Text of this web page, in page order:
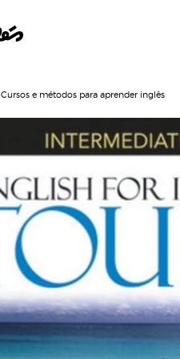
Cursos e métodos para aprender inglês